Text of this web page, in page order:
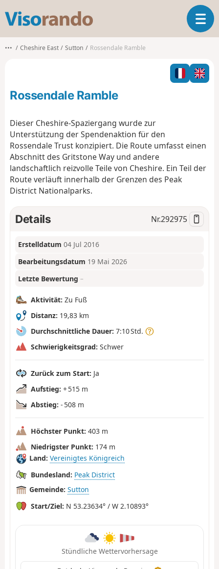
s
o
o
T
o
l
e
n
t
o
••• Cheshire East Sutton Rossendale Ramble
Rossendale Ramble
Dieser Cheshire-Spaziergang wurde zur
Unterstützung der Spendenaktion für den
Rossendale Trust konzipiert. Die Route umfasst einen
Abschnitt des Gritstone Way und andere
landschaftlich reizvolle Teile von Cheshire. Ein Teil der
Route verläuft innerhalb der Grenzen des Peak
District Nationalparks.
Details Nr.292975
Erstelldatum 04 Jul 2016
Bearbeitungsdatum 19 Mai 2026
Letzte Bewertung –
Aktivität: Zu Fuß
Distanz: 19,83 km
Durchschnittliche Dauer: 7:10 Std.
Schwierigkeitsgrad: Schwer
Zurück zum Start: Ja
Aufstieg: + 515 m
Abstieg: - 508 m
Höchster Punkt: 403 m
Niedrigster Punkt: 174 m
Land: Vereinigtes Königreich
Bundesland: Peak District
Gemeinde: Sutton
Start/Ziel: N 53.23634° / W 2.10893°
Stündliche Wettervorhersage